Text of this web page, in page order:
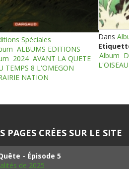
Spéciales
ALBUMS EDITIONS
2024 AVANT LA QUETE
TEMPS 8 L'OMEGON
NATION
Dans
Album
PAGES CRÉES SUR LE SITE
- Épisode 5
de 2025